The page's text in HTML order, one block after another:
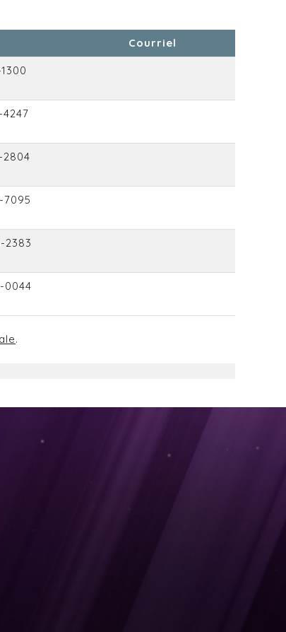
Courriel
2804
7095
2383
0044
.